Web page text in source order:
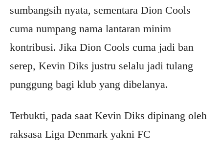
sumbangsih nyata, sementara Dion Cools
cuma numpang nama lantaran minim
kontribusi. Jika Dion Cools cuma jadi ban
serep, Kevin Diks justru selalu jadi tulang
punggung bagi klub yang dibelanya.
Terbukti, pada saat Kevin Diks dipinang oleh
raksasa Liga Denmark yakni FC